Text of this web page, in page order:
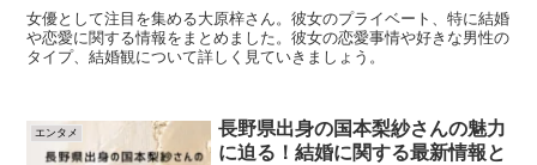
女優として注目を集める大原梓さん。彼女のプライベート、特に結婚
や恋愛に関する情報をまとめました。彼女の恋愛事情や好きな男性の
タイプ、結婚観について詳しく見ていきましょう。
エンタメ
長野県出身の国本梨紗さんの魅力
に迫る！結婚に関する最新情報と